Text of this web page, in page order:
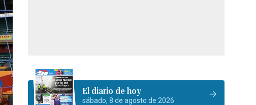
El diario de hoy
sábado, 8 de agosto de 2026